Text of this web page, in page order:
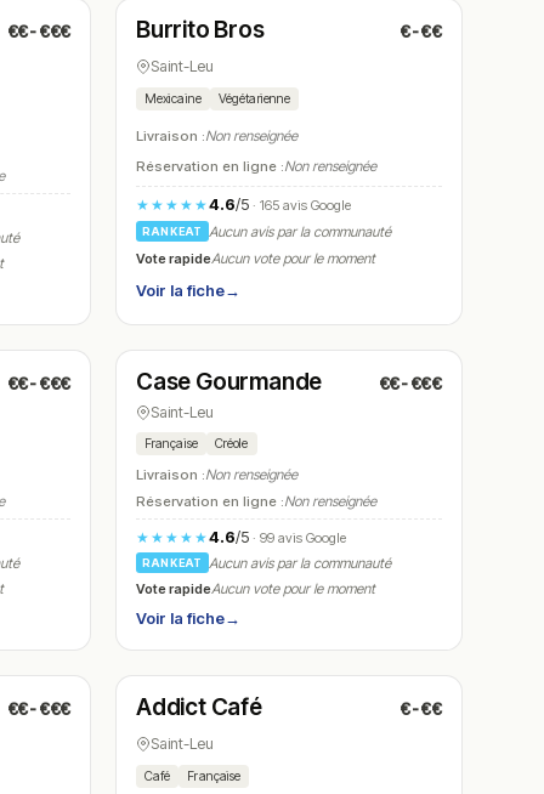
€€-€€€ N° 20
Burrito Bros €-€€
Saint-Leu
Mexicaine Végétarienne
Livraison :Non renseignée
Réservation en ligne :Non renseignée
★★★★★4.6/5 · 165 avis Google
RANKEAT
Aucun avis par la communauté
Vote rapideAucun vote pour le moment
Voir la fiche→
€€-€€€ N° 23
Ouvert(09:00 – 19:00)
Case Gourmande €€-€€€
Saint-Leu
Française Créole
Livraison :Non renseignée
Réservation en ligne :Non renseignée
★★★★★4.6/5 · 99 avis Google
RANKEAT
Aucun avis par la communauté
Vote rapideAucun vote pour le moment
Voir la fiche→
€€-€€€ N° 26
Fermé(07:00 – 14:00)
Addict Café €-€€
Saint-Leu
Café Française